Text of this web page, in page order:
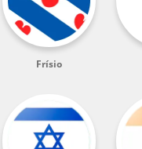
Frísio